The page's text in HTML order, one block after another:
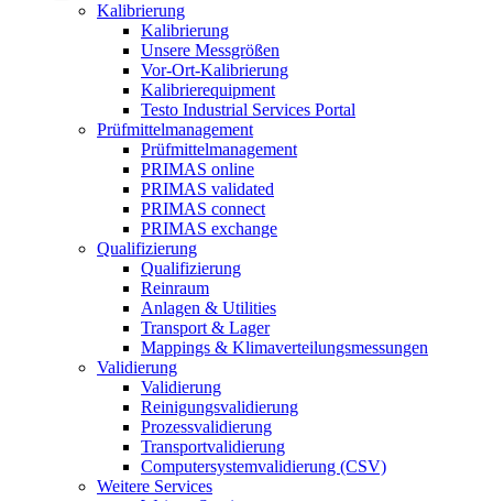
Kalibrierung
Kalibrierung
Unsere Messgrößen
Vor-Ort-Kalibrierung
Kalibrierequipment
Testo Industrial Services Portal
Prüfmittelmanagement
Prüfmittelmanagement
PRIMAS online
PRIMAS validated
PRIMAS connect
PRIMAS exchange
Qualifizierung
Qualifizierung
Reinraum
Anlagen & Utilities
Transport & Lager
Mappings & Klimaverteilungsmessungen
Validierung
Validierung
Reinigungsvalidierung
Prozessvalidierung
Transportvalidierung
Computersystemvalidierung (CSV)
Weitere Services